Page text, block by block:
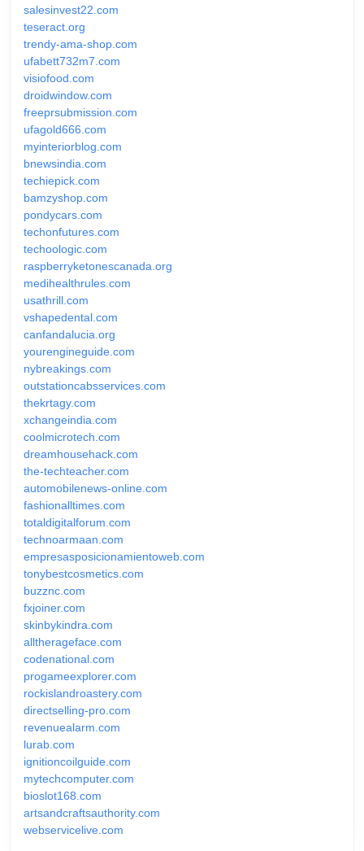
salesinvest22.com
teseract.org
trendy-ama-shop.com
ufabett732m7.com
visiofood.com
droidwindow.com
freeprsubmission.com
ufagold666.com
myinteriorblog.com
bnewsindia.com
techiepick.com
bamzyshop.com
pondycars.com
techonfutures.com
techoologic.com
raspberryketonescanada.org
medihealthrules.com
usathrill.com
vshapedental.com
canfandalucia.org
yourengineguide.com
nybreakings.com
outstationcabsservices.com
thekrtagy.com
xchangeindia.com
coolmicrotech.com
dreamhousehack.com
the-techteacher.com
automobilenews-online.com
fashionalltimes.com
totaldigitalforum.com
technoarmaan.com
empresasposicionamientoweb.com
tonybestcosmetics.com
buzznc.com
fxjoiner.com
skinbykindra.com
alltherageface.com
codenational.com
progameexplorer.com
rockislandroastery.com
directselling-pro.com
revenuealarm.com
lurab.com
ignitioncoilguide.com
mytechcomputer.com
bioslot168.com
artsandcraftsauthority.com
webservicelive.com